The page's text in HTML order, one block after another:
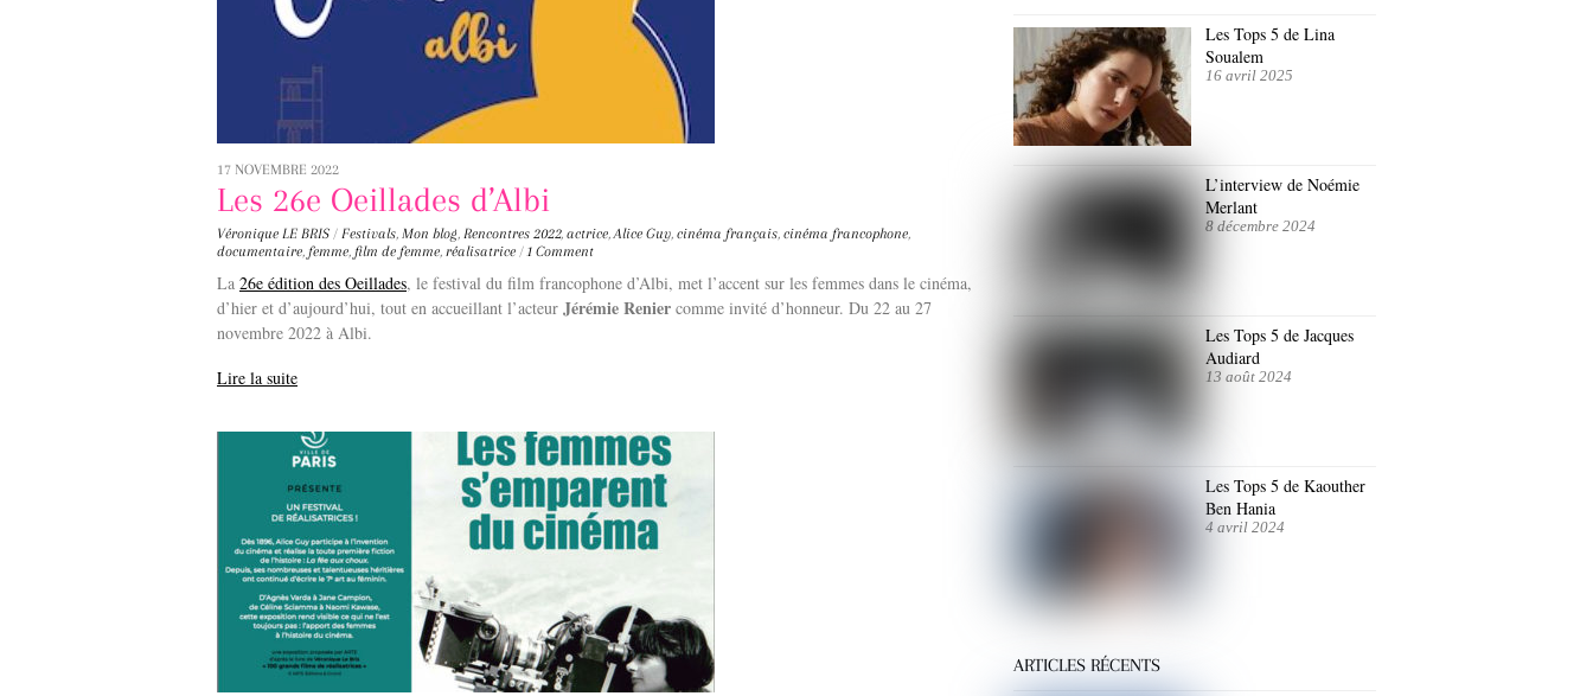
17 NOVEMBRE 2022
Les 26e Oeillades d’Albi
Véronique LE BRIS / Festivals, Mon blog, Rencontres 2022, actrice, Alice Guy, cinéma français, cinéma francophone,
documentaire, femme, film de femme, réalisatrice / 1 Comment
La 26e édition des Oeillades, le festival du film francophone d’Albi, met l’accent sur les femmes dans le cinéma,
d’hier et d’aujourd’hui, tout en accueillant l’acteur Jérémie Renier comme invité d’honneur. Du 22 au 27
novembre 2022 à Albi.
Lire la suite
Les Tops 5 de Lina
Soualem
16 avril 2025
L’interview de Noémie
Merlant
8 décembre 2024
Les Tops 5 de Jacques
Audiard
13 août 2024
Les Tops 5 de Kaouther
Ben Hania
4 avril 2024
ARTICLES RÉCENTS